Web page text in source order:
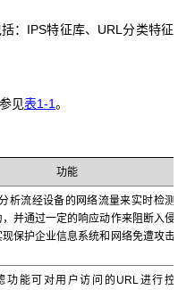
：IPS特征库、URL分类特征
见表1-1。
功能
析流经设备的网络流量来实时检测
，并通过一定的响应动作来阻断入侵
保护企业信息系统和网络免遭攻击
功能可对用户访问的URL进行控